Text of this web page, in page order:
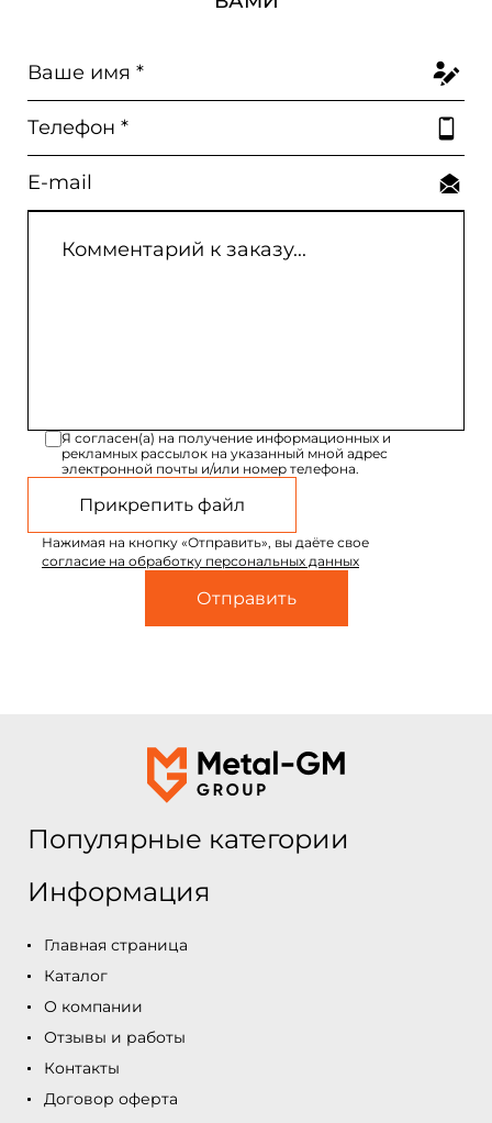
Я согласен(а) на получение информационных и
рекламных рассылок на указанный мной адрес
электронной почты и/или номер телефона.
Прикрепить файл
Нажимая на кнопку «Отправить», вы даёте свое
согласие на обработку персональных данных
Популярные категории
Информация
Главная страница
Каталог
О компании
Отзывы и работы
Контакты
Договор оферта